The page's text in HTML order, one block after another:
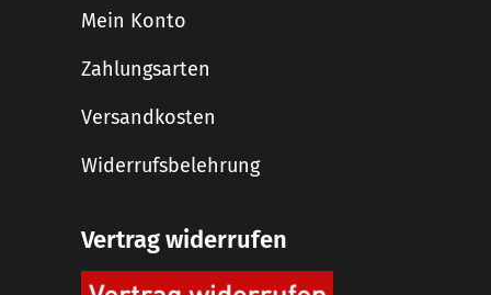
Mein Konto
Zahlungsarten
Versandkosten
Widerrufsbelehrung
Vertrag widerrufen